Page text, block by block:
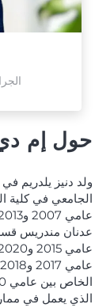
حول إم دي
الجامعي في كلية
عدنان مندريس قسم